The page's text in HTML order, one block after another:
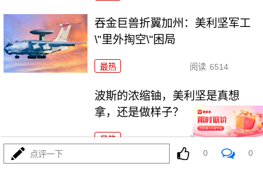
吞金巨兽折翼加州：美利坚军工
\"里外掏空\"困局
最热 阅读 6514
波斯的浓缩铀，美利坚是真想
拿，还是做样子？
最热 阅读 4451
点评一下 0 0